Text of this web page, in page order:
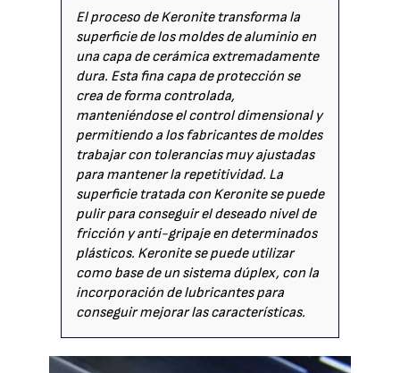
El proceso de Keronite transforma la
superficie de los moldes de aluminio en
una capa de cerámica extremadamente
dura. Esta fina capa de protección se
crea de forma controlada,
manteniéndose el control dimensional y
permitiendo a los fabricantes de moldes
trabajar con tolerancias muy ajustadas
para mantener la repetitividad. La
superficie tratada con Keronite se puede
pulir para conseguir el deseado nivel de
fricción y anti-gripaje en determinados
plásticos. Keronite se puede utilizar
como base de un sistema dúplex, con la
incorporación de lubricantes para
conseguir mejorar las características.